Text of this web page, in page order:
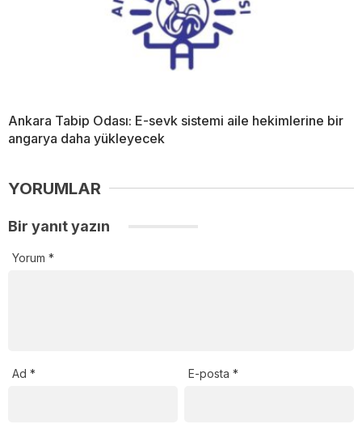
Ankara Tabip Odası: E-sevk sistemi aile hekimlerine bir
angarya daha yükleyecek
YORUMLAR
Bir yanıt yazın
Yorum *
Ad * E-posta*